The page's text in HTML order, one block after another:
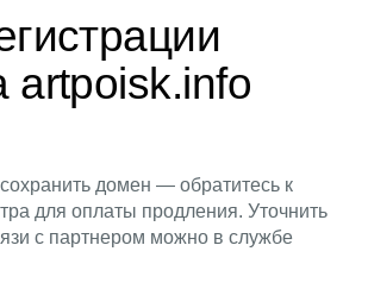
artpoisk.info
домен — обратитесь к
для оплаты продления. Уточнить
с партнером можно в службе